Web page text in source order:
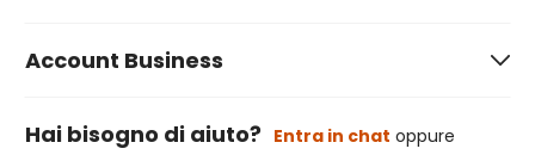
Account Business
Hai bisogno di aiuto? Entra in chat oppure